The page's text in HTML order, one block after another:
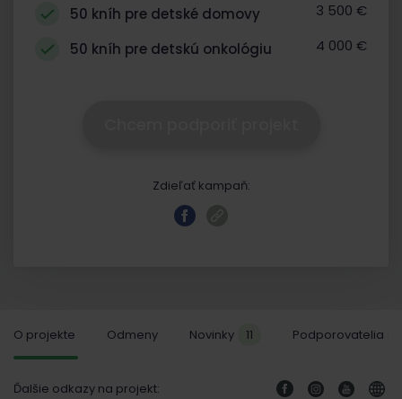
50 kníh pre detské domovy 3 500 €
50 kníh pre detskú onkológiu 4 000 €
Zdieľať kampaň:
O projekte Odmeny Novinky 11 Podporovatelia
Ďalšie odkazy na projekt: